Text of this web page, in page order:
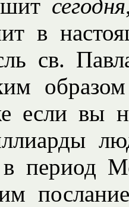
сегодня
в
св.
если вы
период